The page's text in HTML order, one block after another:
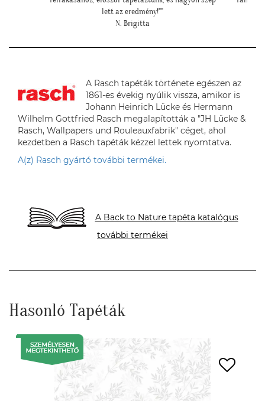
szép lett.""
S. Andrea
A Rasch tapéták története egészen az
1861-es évekig nyúlik vissza, amikor is
Johann Heinrich Lücke és Hermann
Wilhelm Gottfried Rasch megalapították a "JH Lücke &
Rasch, Wallpapers und Rouleauxfabrik" céget, ahol
kezdetben a Rasch tapéták kézzel lettek nyomtatva.
A(z) Rasch gyártó további termékei.
A Back to Nature tapéta katalógus
további termékei
Hasonló Tapéták